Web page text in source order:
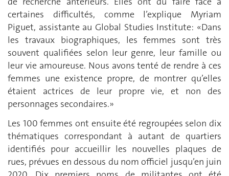
certaines difficultés, comme l’explique Myriam
Piguet, assistante au Global Studies Institute: «Dans
les travaux biographiques, les femmes sont très
souvent qualifiées selon leur genre, leur famille ou
leur vie amoureuse. Nous avons tenté de rendre à ces
femmes une existence propre, de montrer qu’elles
étaient actrices de leur propre vie, et non des
personnages secondaires.»
Les 100 femmes ont ensuite été regroupées selon dix
thématiques correspondant à autant de quartiers
identifiés pour accueillir les nouvelles plaques de
rues, prévues en dessous du nom officiel jusqu’en juin